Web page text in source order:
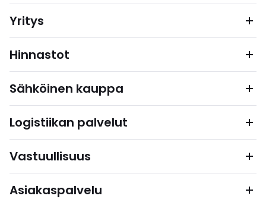
Yritys
Hinnastot
Sähköinen kauppa
Logistiikan palvelut
Vastuullisuus
Asiakaspalvelu